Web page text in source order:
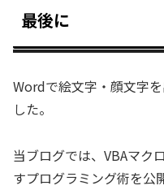
最後に
Wordで絵文字・顔文字
した。
当ブログでは、VBAマク
すプログラミング術を公